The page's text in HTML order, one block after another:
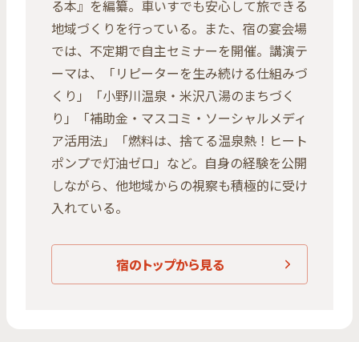
る本』を編纂。車いすでも安心して旅できる
地域づくりを行っている。また、宿の宴会場
では、不定期で自主セミナーを開催。講演テ
ーマは、「リピーターを生み続ける仕組みづ
くり」「小野川温泉・米沢八湯のまちづく
り」「補助金・マスコミ・ソーシャルメディ
ア活用法」「燃料は、捨てる温泉熱！ヒート
ポンプで灯油ゼロ」など。自身の経験を公開
しながら、他地域からの視察も積極的に受け
入れている。
宿のトップから見る